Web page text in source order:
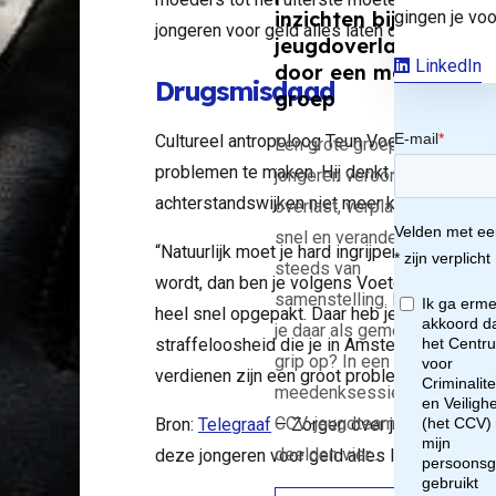
jongeren voor geld alles laten doen.”
Drugsmisdaad
Cultureel antropoloog Teun Voeten had in
problemen te maken. Hij denkt dat
achterstandswijken niet meer kan
“Natuurlijk moet je hard ingrijpen.” Als je
wordt, dan ben je volgens Voeten al een
heel snel opgepakt. Daar heb je een
straffeloosheid die je in Amsterdam ziet.
verdienen zijn een groot probleem. En
Bron: Telegraaf– Zorgen over jeugd in
deze jongeren voor geld alles laten doen’
inzichten bij
jeugdoverlast
door een mobiele
groep
Een grote groep
jongeren veroorzaakt
overlast, verplaatst zich
snel en verandert
steeds van
samenstelling. Hoe krijg
je daar als gemeente
grip op? In een
meedenksessie van het
CCV-jeugdteam
deelden vier…
gingen je
LinkedIn